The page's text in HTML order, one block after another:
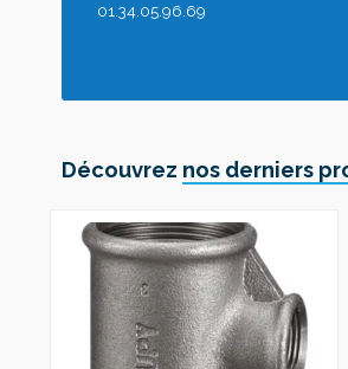
01.34.05.96.69
Découvrez nos derniers